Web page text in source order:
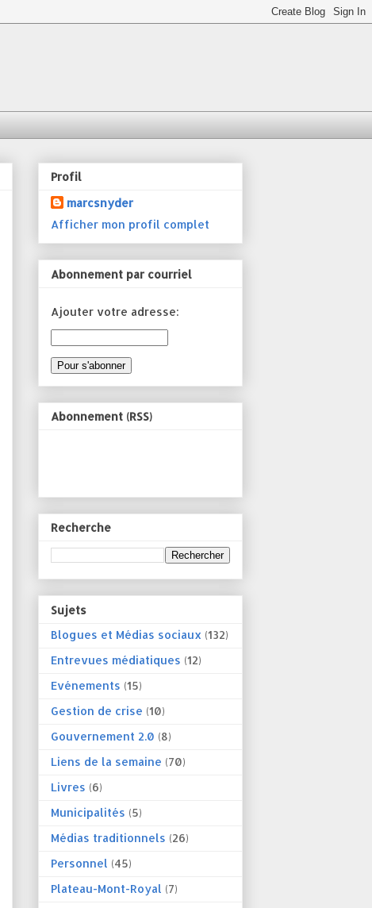
Profil
marcsnyder
Afficher mon profil complet
Abonnement par courriel
Ajouter votre adresse:
Abonnement (RSS)
Recherche
Sujets
Blogues et Médias sociaux (132)
Entrevues médiatiques (12)
Evénements (15)
Gestion de crise (10)
Gouvernement 2.0 (8)
Liens de la semaine (70)
Livres (6)
Municipalités (5)
Médias traditionnels (26)
Personnel (45)
Plateau-Mont-Royal (7)